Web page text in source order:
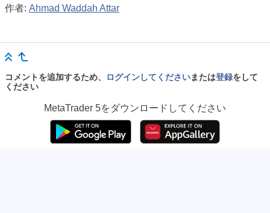
作者: Ahmad Waddah Attar
コメントを追加するため、 ログインしてくださいまたは登録をして
ください
MetaTrader 5をダウンロードしてください